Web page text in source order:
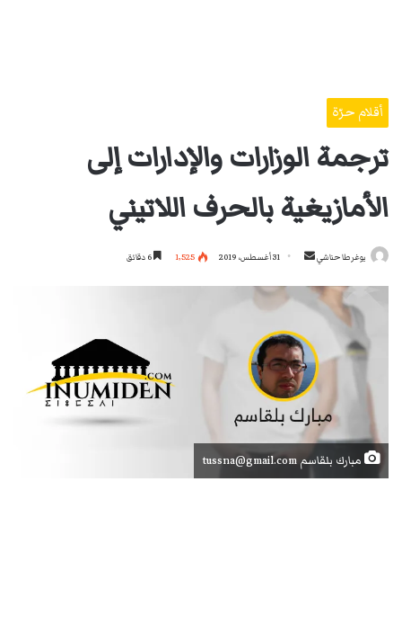
أقلام حرّة
ترجمة الوزارات والإدارات إلى
الأمازيغية بالحرف اللاتيني
يوغرطا حناشي
أرسل
إلكترونيا
31 أغسطس، 2019 1٬525
مبارك بلقاسم tussna@gmail.com